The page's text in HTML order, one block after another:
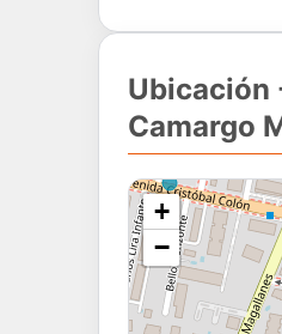
Ubicación
Camargo
+
−